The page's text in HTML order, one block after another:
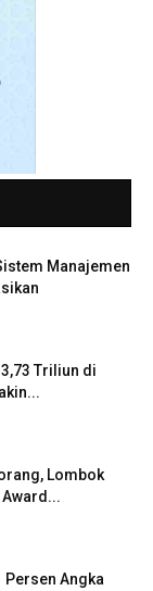
Manajemen
Triliun di
Lombok
Persen Angka